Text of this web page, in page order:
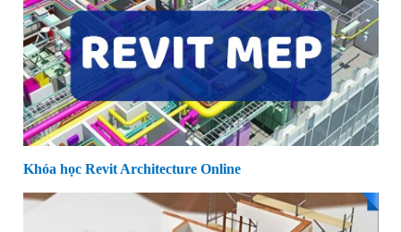
Khóa học Revit Architecture Online